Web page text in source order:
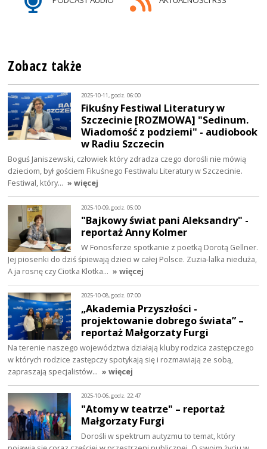
Zobacz także
2025-10-11, godz. 06:00
Fikuśny Festiwal Literatury w
Szczecinie [ROZMOWA] "Sedinum.
Wiadomość z podziemi" - audiobook
w Radiu Szczecin
Boguś Janiszewski, człowiek który zdradza czego dorośli nie mówią
dzieciom, był gościem Fikuśnego Festiwalu Literatury w Szczecinie.
Festiwal, który… » więcej
2025-10-09, godz. 05:00
"Bajkowy świat pani Aleksandry" -
reportaż Anny Kolmer
W Fonosferze spotkanie z poetką Dorotą Gellner.
Jej piosenki do dziś śpiewają dzieci w całej Polsce. Zuzia-lalka nieduża,
A ja rosnę czy Ciotka Klotka… » więcej
2025-10-08, godz. 07:00
„Akademia Przyszłości -
projektowanie dobrego świata” –
reportaż Małgorzaty Furgi
Na terenie naszego województwa działają kluby rodzica zastępczego
w których rodzice zastępczy spotykają się i rozmawiają ze sobą,
zapraszają specjalistów… » więcej
2025-10-06, godz. 22:47
"Atomy w teatrze" – reportaż
Małgorzaty Furgi
Dorośli w spektrum autyzmu to temat, który